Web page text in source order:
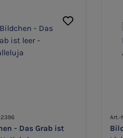
- Das Grab ist
Art.-